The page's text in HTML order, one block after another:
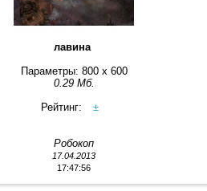
лавина
Параметры: 800 x 600
0.29 Мб.
Рейтинг:
±
Робокоп
17.04.2013
17:47:56